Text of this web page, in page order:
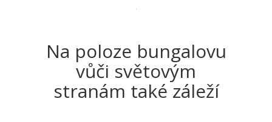
Na poloze bungalovu
vůči světovým
stranám také záleží